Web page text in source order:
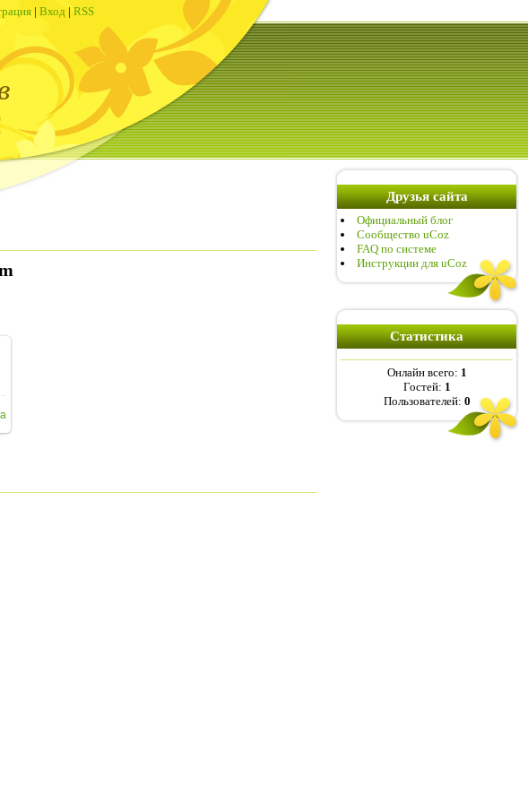
| Вход | RSS
Друзья сайта
Официальный блог
Сообщество uCoz
FAQ по системе
Инструкции для uCoz
Статистика
Онлайн всего: 1
Гостей: 1
Пользователей: 0